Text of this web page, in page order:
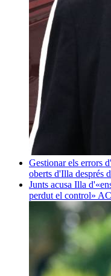
Gestionar els errors
oberts d'Illa després
Junts acusa Illa
perdut el control»